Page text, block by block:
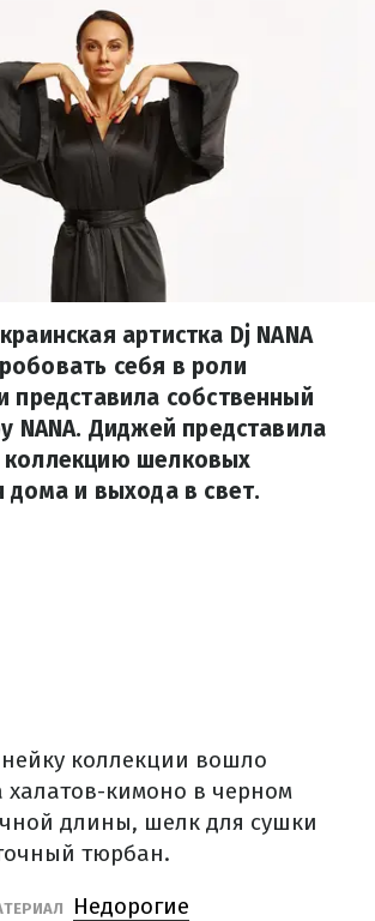
артистка Dj NANA
себя в роли
представила собственный
NANA. Диджей представила
коллекцию шелковых
дома и выхода в свет.
коллекции вошло
халатов-кимоно в черном
длины, шелк для сушки
тюрбан.
Недорогие